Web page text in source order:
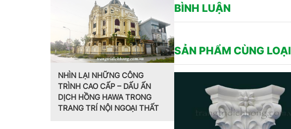
BÌNH LUẬN
SẢN PHẨM CÙNG LOẠI
Trang trí nội thất theo phong
cách Pháp do CT CP Dịch
Hồng Hawa thiết kế, thi công
MẪU PHÀO CHỈ THẠCH CAO -
HOA VĂN TRANG TRÍ TRẦN DO
CT CP DỊCH HỒNG HAWA
THỰC HIỆN TẠI PENHOUSE